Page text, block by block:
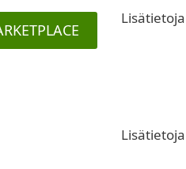
Lisätietoja
Lisätietoja